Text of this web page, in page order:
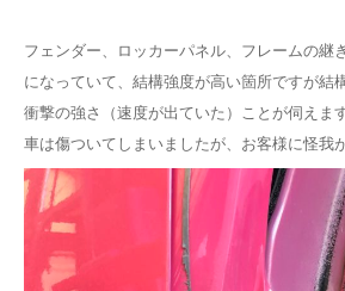
フェンダー、ロッカーパネル、フレームの継
になっていて、結構強度が高い箇所ですが結
衝撃の強さ（速度が出ていた）ことが伺えます
車は傷ついてしまいましたが、お客様に怪我